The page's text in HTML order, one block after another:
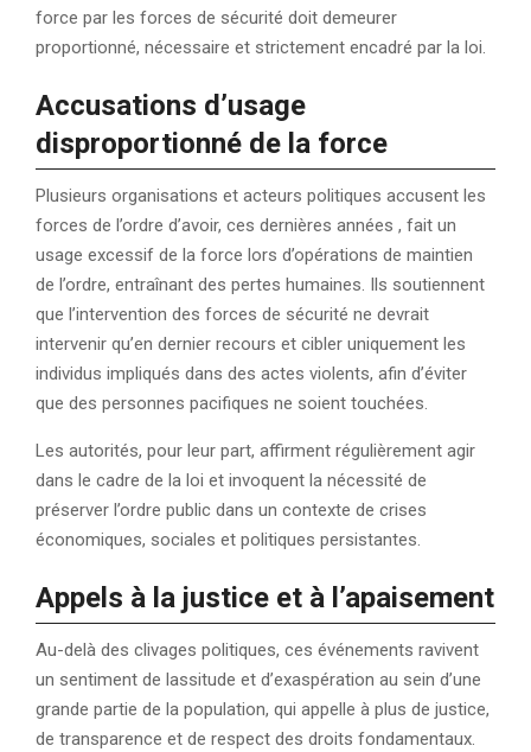
force par les forces de sécurité doit demeurer
proportionné, nécessaire et strictement encadré par la loi.
Accusations d’usage
disproportionné de la force
Plusieurs organisations et acteurs politiques accusent les
forces de l’ordre d’avoir, ces dernières années , fait un
usage excessif de la force lors d’opérations de maintien
de l’ordre, entraînant des pertes humaines. Ils soutiennent
que l’intervention des forces de sécurité ne devrait
intervenir qu’en dernier recours et cibler uniquement les
individus impliqués dans des actes violents, afin d’éviter
que des personnes pacifiques ne soient touchées.
Les autorités, pour leur part, affirment régulièrement agir
dans le cadre de la loi et invoquent la nécessité de
préserver l’ordre public dans un contexte de crises
économiques, sociales et politiques persistantes.
Appels à la justice et à l’apaisement
Au-delà des clivages politiques, ces événements ravivent
un sentiment de lassitude et d’exaspération au sein d’une
grande partie de la population, qui appelle à plus de justice,
de transparence et de respect des droits fondamentaux.